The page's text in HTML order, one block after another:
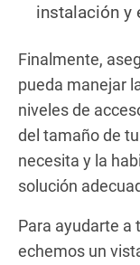
instalación y
Finalmente,
pueda manejar
niveles de
del tamaño de
necesita y la
solución
Para ayudarte a
echemos un